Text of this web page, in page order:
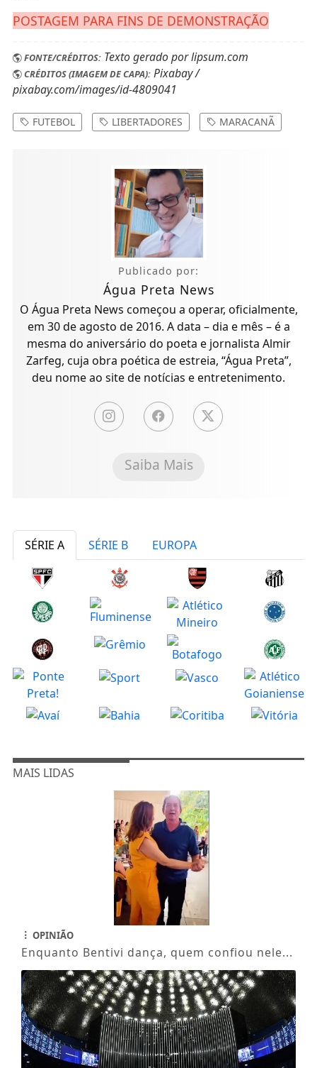
POSTAGEM PARA FINS DE DEMONSTRAÇÃO
FONTE/CRÉDITOS:Texto gerado por lipsum.com
CRÉDITOS (IMAGEM DE CAPA):Pixabay /
pixabay.com/images/id-4809041
FUTEBOL LIBERTADORES MARACANÃ
Publicado por:
Água Preta News
O Água Preta News começou a operar, oficialmente,
em 30 de agosto de 2016. A data – dia e mês – é a
mesma do aniversário do poeta e jornalista Almir
Zarfeg, cuja obra poética de estreia, “Água Preta”,
deu nome ao site de notícias e entretenimento.
Saiba Mais
SÉRIE A SÉRIE B EUROPA
MAIS LIDAS
OPINIÃO
Enquanto Bentivi dança, quem confiou nele...